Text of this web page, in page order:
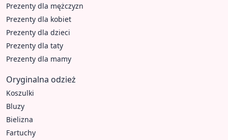
Prezenty dla mężczyzn
Prezenty dla kobiet
Prezenty dla dzieci
Prezenty dla taty
Prezenty dla mamy
Oryginalna odzież
Koszulki
Bluzy
Bielizna
Fartuchy